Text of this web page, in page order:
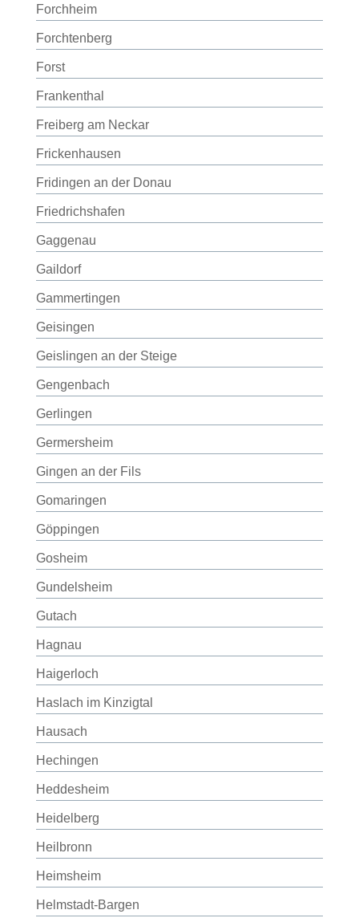
Forchheim
Forchtenberg
Forst
Frankenthal
Freiberg am Neckar
Frickenhausen
Fridingen an der Donau
Friedrichshafen
Gaggenau
Gaildorf
Gammertingen
Geisingen
Geislingen an der Steige
Gengenbach
Gerlingen
Germersheim
Gingen an der Fils
Gomaringen
Göppingen
Gosheim
Gundelsheim
Gutach
Hagnau
Haigerloch
Haslach im Kinzigtal
Hausach
Hechingen
Heddesheim
Heidelberg
Heilbronn
Heimsheim
Helmstadt-Bargen